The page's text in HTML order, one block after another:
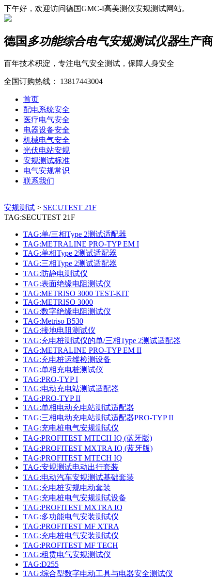
下午好，欢迎访问德国GMC-I高美测仪安规测试网站。
德国 多功能综合电气安规测试仪器生产商
百年技术积淀，专注电气安全测试，保障人身安全
全国订购热线： 13817443004
首页
配电系统安全
医疗电气安全
电器设备安全
机械电气安全
光伏电站安规
安规测试标准
电气安规常识
联系我们
安规测试 > SECUTEST 21F
TAG:SECUTEST 21F
TAG:单/三相Type 2测试适配器
TAG:METRALINE PRO-TYP EM I
TAG:单相Type 2测试适配器
TAG:三相Type 2测试适配器
TAG:防静电测试仪
TAG:表面绝缘电阻测试仪
TAG:METRISO 3000 TEST-KIT
TAG:METRISO 3000
TAG:数字绝缘电阻测试仪
TAG:Metriso B530
TAG:接地电阻测试仪
TAG:充电桩测试仪的单/三相Type 2测试适配器
TAG:METRALINE PRO-TYP EM II
TAG:充电桩运维检测设备
TAG:单相充电桩测试仪
TAG:PRO-TYP I
TAG:电动充电站测试适配器
TAG:PRO-TYP II
TAG:单相电动充电站测试适配器
TAG:三相电动充电站测试适配器PRO-TYP II
TAG:充电桩电气安规测试仪
TAG:PROFITEST MTECH IQ (蓝牙版)
TAG:PROFITEST MXTRA IQ (蓝牙版)
TAG:PROFITEST MTECH IQ
TAG:安规测试电动出行套装
TAG:电动汽车安规测试基础套装
TAG:充电桩安规电动套装
TAG:充电桩电气安规测试设备
TAG:PROFITEST MXTRA IQ
TAG:多功能电气安装测试仪
TAG:PROFITEST MF XTRA
TAG:充电桩电气安装测试仪
TAG:PROFITEST MF TECH
TAG:租赁电气安规测试仪
TAG:D255
TAG:综合型数字电动工具与电器安全测试仪